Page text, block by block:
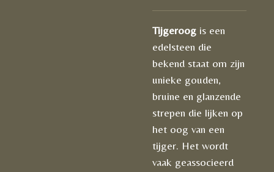
Tijgeroog is een
edelsteen die
bekend staat om zijn
unieke gouden,
bruine en glanzende
strepen die lijken op
het oog van een
tijger. Het wordt
vaak geassocieerd